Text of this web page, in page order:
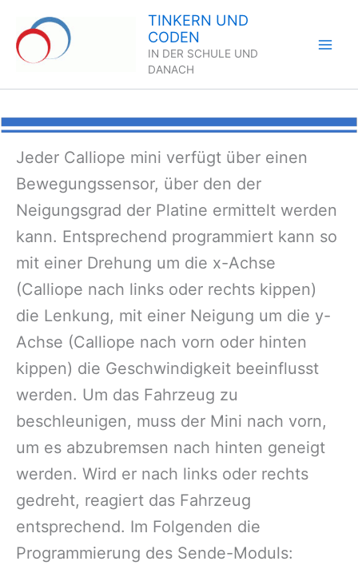
Inhalt
springen
TINKERN UND
CODEN
IN DER SCHULE UND
DANACH
Jeder Calliope mini verfügt über einen
Bewegungssensor, über den der
Neigungsgrad der Platine ermittelt werden
kann. Entsprechend programmiert kann so
mit einer Drehung um die x-Achse
(Calliope nach links oder rechts kippen)
die Lenkung, mit einer Neigung um die y-
Achse (Calliope nach vorn oder hinten
kippen) die Geschwindigkeit beeinflusst
werden. Um das Fahrzeug zu
beschleunigen, muss der Mini nach vorn,
um es abzubremsen nach hinten geneigt
werden. Wird er nach links oder rechts
gedreht, reagiert das Fahrzeug
entsprechend. Im Folgenden die
Programmierung des Sende-Moduls: